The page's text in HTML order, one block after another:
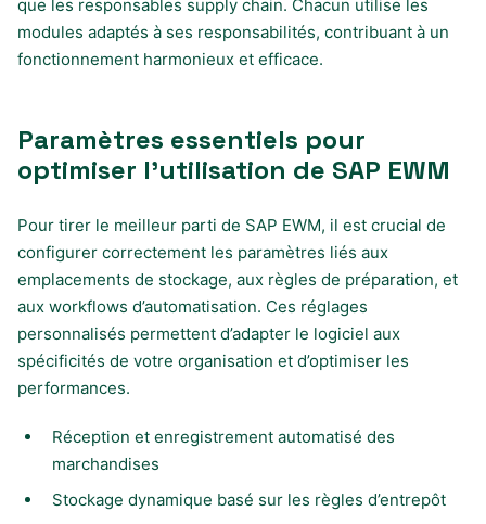
que les responsables supply chain. Chacun utilise les
modules adaptés à ses responsabilités, contribuant à un
fonctionnement harmonieux et efficace.
Paramètres essentiels pour
optimiser l’utilisation de SAP EWM
Pour tirer le meilleur parti de SAP EWM, il est crucial de
configurer correctement les paramètres liés aux
emplacements de stockage, aux règles de préparation, et
aux workflows d’automatisation. Ces réglages
personnalisés permettent d’adapter le logiciel aux
spécificités de votre organisation et d’optimiser les
performances.
Réception et enregistrement automatisé des
marchandises
Stockage dynamique basé sur les règles d’entrepôt